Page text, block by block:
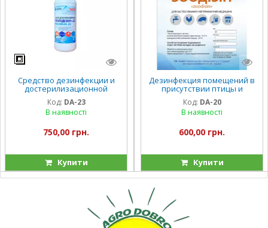
Средство дезинфекции и
достерилизационной
очистки , БЕЗ ХЛОРА
Код: DA-23
В наявності
750,00 грн.
Купити
Дезинфекция помещений в
присутствии птицы и
животных
Код: DA-20
В наявності
600,00 грн.
Купити